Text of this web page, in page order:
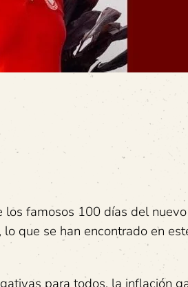
.
famosos 100 días del
que se han encontrado en